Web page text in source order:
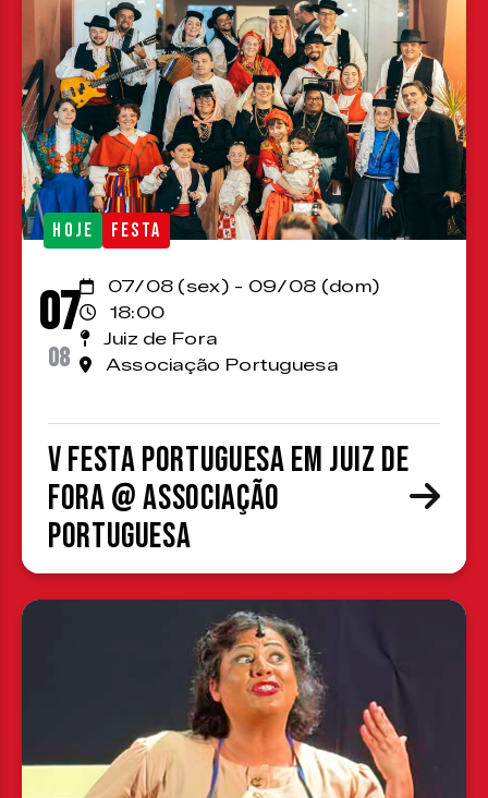
HOJE FESTA
07
08
07/08 (sex) - 09/08 (dom)
18:00
Juiz de Fora
Associação Portuguesa
V Festa Portuguesa em Juiz de
Fora @ Associação
Portuguesa